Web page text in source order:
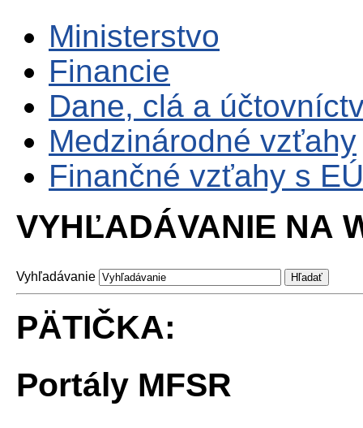
Ministerstvo
Financie
Dane, clá a
Medzinárodné vzťahy
Finančné vzťahy s EÚ
VYHĽADÁVANIE NA
Vyhľadávanie
PÄTIČKA:
Portály MFSR